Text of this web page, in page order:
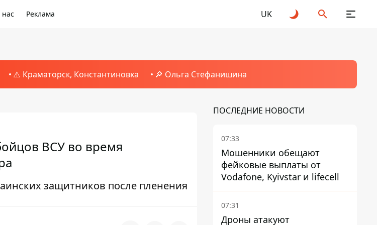
Реклама UK
⚠️ Краматорск, Константиновка 🔎 Ольга Стефанишина
ВСУ во время
защитников после пленения
ПОСЛЕДНИЕ НОВОСТИ
07:33
Мошенники обещают
фейковые выплаты от
Vodafone, Kyivstar и lifecell
07:31
Дроны атакуют